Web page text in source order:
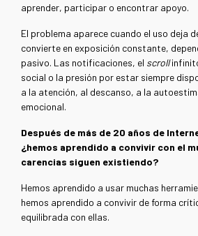
aprender, participar o encontrar apoyo.
El problema aparece cuando el uso deja
convierte en exposición constante,
pasivo. Las notificaciones, el scroll
social o la presión por estar siempre
a la atención, al descanso, a la
emocional.
Después de más de 20 años de
¿hemos aprendido a convivir con el
carencias siguen existiendo?
Hemos aprendido a usar muchas
hemos aprendido a convivir de forma
equilibrada con ellas.